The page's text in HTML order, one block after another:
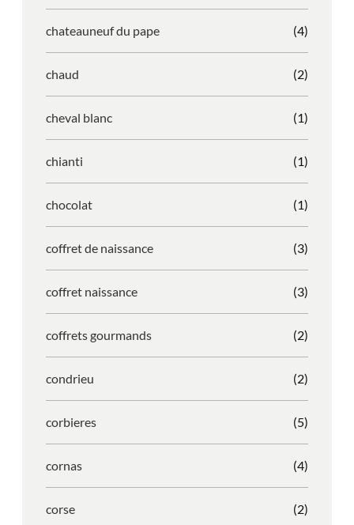
chateauneuf du pape (4)
chaud (2)
cheval blanc (1)
chianti (1)
chocolat (1)
coffret de naissance (3)
coffret naissance (3)
coffrets gourmands (2)
condrieu (2)
corbieres (5)
cornas (4)
corse (2)